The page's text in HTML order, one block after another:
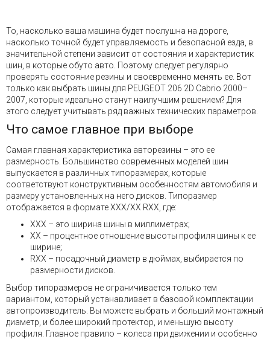
21:00
Сб-
9:00
до
21:00
То, насколько ваша машина будет послушна на дороге,
насколько точной будет управляемость и безопасной езда, в
значительной степени зависит от состояния и характеристик
шин, в которые обуто авто. Поэтому следует регулярно
проверять состояние резины и своевременно менять ее. Вот
только как выбрать шины для PEUGEOT 206 2D Cabrio 2000–
2007, которые идеально станут наилучшим решением? Для
этого следует учитывать ряд важных технических параметров.
Что самое главное при выборе
Самая главная характеристика авторезины – это ее
размерность. Большинство современных моделей шин
выпускается в различных типоразмерах, которые
соответствуют конструктивным особенностям автомобиля и
размеру установленных на него дисков. Типоразмер
отображается в формате XXX/XX RXX, где:
XXX – это ширина шины в миллиметрах;
XX – процентное отношение высоты профиля шины к ее
ширине;
RXX – посадочный диаметр в дюймах, выбирается по
размерности дисков.
Выбор типоразмеров не ограничивается только тем
вариантом, который устанавливает в базовой комплектации
автопроизводитель. Вы можете выбрать и больший монтажный
диаметр, и более широкий протектор, и меньшую высоту
профиля. Главное правило – колеса при движении и особенно